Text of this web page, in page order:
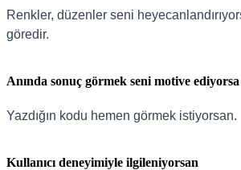
Renkler, düzenler seni
göredir.
Anında sonuç görmek seni motive ediyorsa
Yazdığın kodu hemen görmek istiyorsan.
Kullanıcı deneyimiyle ilgileniyorsan